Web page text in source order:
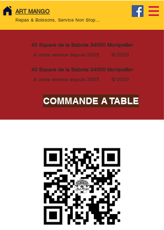
ART MANGO
Repas & Boissons, Service Non Stop...
40 Square de la Babote 34000 Montpellier
A votre service depuis 2005 © 2020
40 Square de la Babote 34000 Montpellier
A votre service depuis 2005 © 2020
COMMANDE A TABLE